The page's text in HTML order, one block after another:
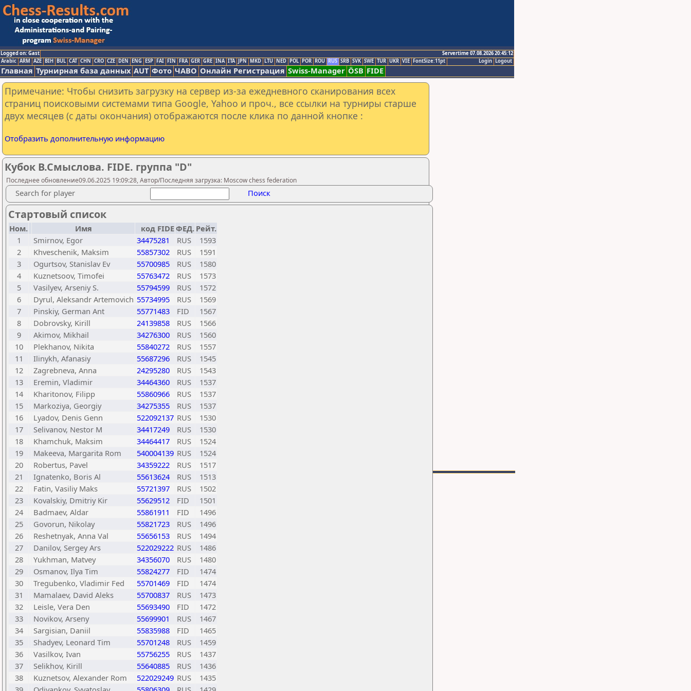
Logged on: Gast
Servertime 07.08.2026 20:45:12
Logout
Login
Arabic ARM AZE BIH BUL CAT CHN CRO CZE DEN ENG ESP FAI FIN FRA GER GRE INA ITA JPN MKD LTU NED POL POR ROU RUS SRB SVK SWE TUR UKR VIE FontSize:11pt
Главная Турнирная база данных AUT Фото ЧАВО Онлайн Регистрация Swiss-Manager ÖSB FIDE
Примечание: Чтобы снизить загрузку на сервер из-за ежедневного сканирования всех
страниц поисковыми системами типа Google, Yahoo и проч., все ссылки на турниры старше
двух месяцев (с даты окончания) отображаются после клика по данной кнопке :
Отобразить дополнительную информацию
Кубок В.Смыслова. FIDE. группа "D"
Последнее обновление09.06.2025 19:09:28, Автор/Последняя загрузка: Moscow chess federation
Search for player Поиск
Стартовый список
Ном. Имя код FIDEФЕД. Рейт.
1
Smirnov, Egor 34475281 RUS
1593
2
Khveschenik, Maksim 55857302 RUS
1591
3
Ogurtsov, Stanislav Ev 55700985 RUS
1580
4
Kuznetsoov, Timofei 55763472 RUS
1573
5
Vasilyev, Arseniy S. 55794599 RUS
1572
6
Dyrul, Aleksandr Artemovich 55734995 RUS
1569
7
Pinskiy, German Ant 55771483 FID
1567
8
Dobrovsky, Kirill 24139858 RUS
1566
9
Akimov, Mikhail 34276300 RUS
1560
10
Plekhanov, Nikita 55840272 RUS
1557
11
Ilinykh, Afanasiy 55687296 RUS
1545
12
Zagrebneva, Anna 24295280 RUS
1543
13
Eremin, Vladimir 34464360 RUS
1537
14
Kharitonov, Filipp 55860966 RUS
1537
15
Markoziya, Georgiy 34275355 RUS
1537
16
Lyadov, Denis Genn 522092137 RUS
1530
17
Selivanov, Nestor M 34417249 RUS
1530
18
Khamchuk, Maksim 34464417 RUS
1524
19
Makeeva, Margarita Rom 540004139 RUS
1524
20
Robertus, Pavel 34359222 RUS
1517
21
Ignatenko, Boris Al 55613624 RUS
1513
22
Fatin, Vasiliy Maks 55721397 RUS
1502
23
Kovalskiy, Dmitriy Kir 55629512 FID
1501
24
Badmaev, Aldar 55861911 FID
1496
25
Govorun, Nikolay 55821723 RUS
1496
26
Reshetnyak, Anna Val 55656153 RUS
1494
27
Danilov, Sergey Ars 522029222 RUS
1486
28
Yukhman, Matvey 34356070 RUS
1480
29
Osmanov, Ilya Tim 55824277 FID
1474
30
Tregubenko, Vladimir Fed 55701469 FID
1474
31
Mamalaev, David Aleks 55700837 RUS
1473
32
Leisle, Vera Den 55693490 FID
1472
33
Novikov, Arseny 55699901 RUS
1467
34
Sargisian, Daniil 55835988 FID
1465
35
Shadyev, Leonard Tim 55701248 RUS
1459
36
Vasilkov, Ivan 55756255 RUS
1437
37
Selikhov, Kirill 55640885 RUS
1436
38
Kuznetsov, Alexander Rom 522029249 RUS
1435